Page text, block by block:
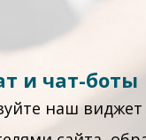
и чат-боты
наш